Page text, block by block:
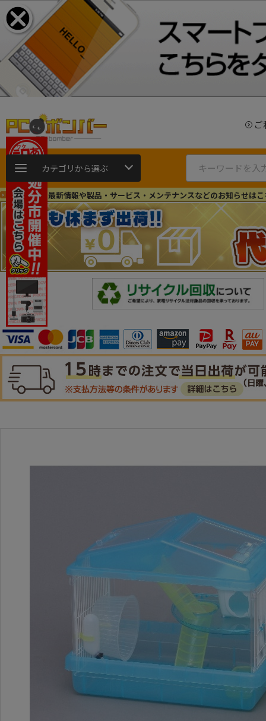
カテゴリから選ぶ
ショップの最新情報や製品・サービス・メンテナンスなどのお知らせは